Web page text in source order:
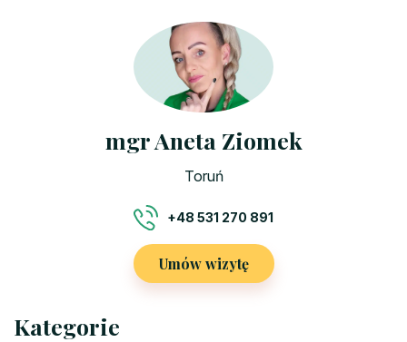
mgr Aneta Ziomek
Toruń
+48 531 270 891
Umów wizytę
Kategorie